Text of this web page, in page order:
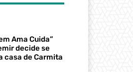
Ama Cuida”
decide se
casa de Carmita